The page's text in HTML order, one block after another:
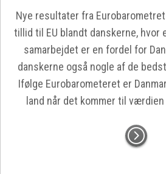
Nye resultater fra
tillid til EU blandt danskerne, hvor
samarbejdet er en fordel for
danskerne også nogle af de
Ifølge Eurobarometeret er
land når det kommer til